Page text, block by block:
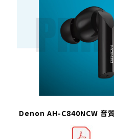
Denon AH-C840NCW 音